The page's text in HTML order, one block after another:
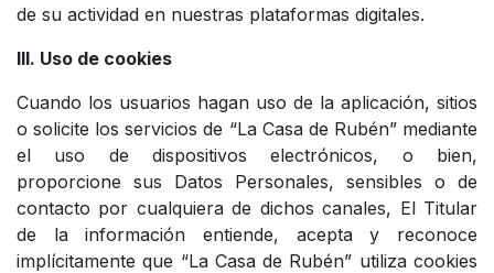
de su actividad en nuestras plataformas digitales.
III. Uso de cookies
Cuando los usuarios hagan uso de la aplicación, sitios
o solicite los servicios de “La Casa de Rubén” mediante
el uso de dispositivos electrónicos, o bien,
proporcione sus Datos Personales, sensibles o de
contacto por cualquiera de dichos canales, El Titular
de la información entiende, acepta y reconoce
implícitamente que “La Casa de Rubén” utiliza cookies